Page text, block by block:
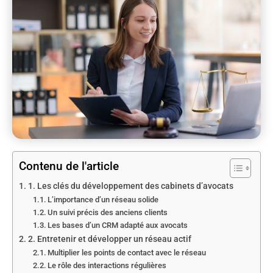
Contenu de l'article
1. Les clés du développement des cabinets d’avocats
L’importance d’un réseau solide
Un suivi précis des anciens clients
Les bases d’un CRM adapté aux avocats
2. Entretenir et développer un réseau actif
Multiplier les points de contact avec le réseau
Le rôle des interactions régulières